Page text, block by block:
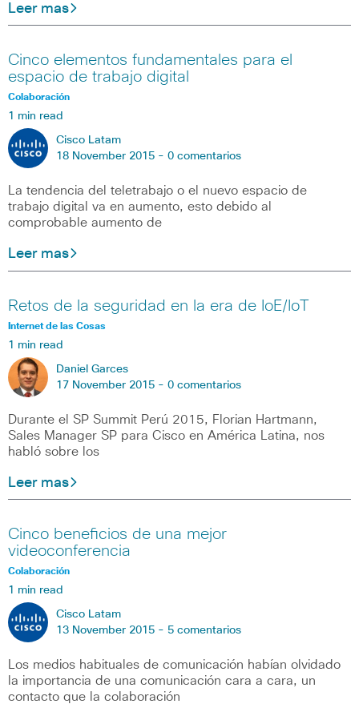
Leer mas
Cinco elementos fundamentales para el
espacio de trabajo digital
Colaboración
1 min read
Cisco Latam
18 November 2015 - 0 comentarios
La tendencia del teletrabajo o el nuevo espacio de
trabajo digital va en aumento, esto debido al
comprobable aumento de
Leer mas
Retos de la seguridad en la era de IoE/IoT
Internet de las Cosas
1 min read
Daniel Garces
17 November 2015 - 0 comentarios
Durante el SP Summit Perú 2015, Florian Hartmann,
Sales Manager SP para Cisco en América Latina, nos
habló sobre los
Leer mas
Cinco beneficios de una mejor
videoconferencia
Colaboración
1 min read
Cisco Latam
13 November 2015 - 5 comentarios
Los medios habituales de comunicación habían olvidado
la importancia de una comunicación cara a cara, un
contacto que la colaboración